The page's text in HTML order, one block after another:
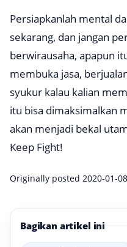
Persiapkanlah mental
sekarang, dan jangan
berwirausaha, apapun
membuka jasa,
syukur kalau kalian
itu bisa dimaksimalkan
akan menjadi bekal
Keep Fight!
Originally posted 2020-01-
Bagikan artikel ini